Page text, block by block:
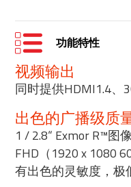
功能特性
视频输出
同时提供HDMI1.4、
出色的广播级质
1 / 2.8“ Exmor R™图
FHD（1920 x 1080
有出色的灵敏度，